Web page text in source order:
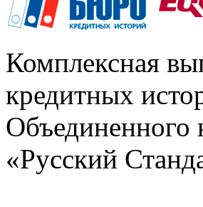
Комплексная
кредитных
Объединенного
«Русский